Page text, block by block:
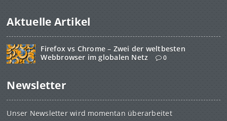
Aktuelle Artikel
Firefox vs Chrome – Zwei der weltbesten
Webbrowser im globalen Netz
0
Newsletter
Unser Newsletter wird momentan überarbeitet